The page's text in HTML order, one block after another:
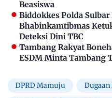
Beasiswa
Biddokkes Polda
Bhabinkamtibmas
Deteksi Dini TBC
Tambang Rakyat
ESDM Minta Tambang
DPRD Mamuju